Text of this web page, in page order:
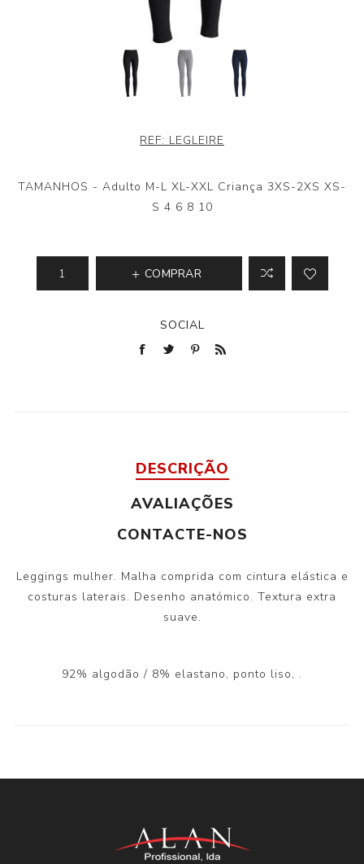
REF: LEGLEIRE
TAMANHOS - Adulto M-L XL-XXL Criança 3XS-2XS XS-
S 4 6 8 10
COMPRAR
SOCIAL
DESCRIÇÃO
AVALIAÇÕES
CONTACTE-NOS
Leggings mulher. Malha comprida com cintura elástica e
costuras laterais. Desenho anatómico. Textura extra
suave.
92% algodão / 8% elastano, ponto liso, .